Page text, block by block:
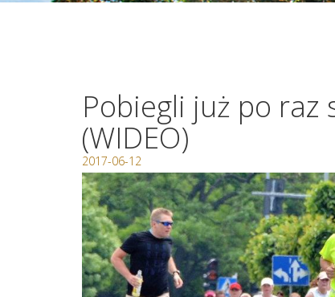
Pobiegli już po raz
(WIDEO)
2017-06-12